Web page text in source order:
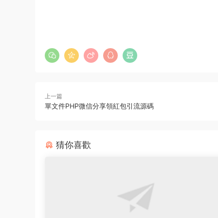
上一篇
單文件PHP微信分享領紅包引流源碼
猜你喜歡